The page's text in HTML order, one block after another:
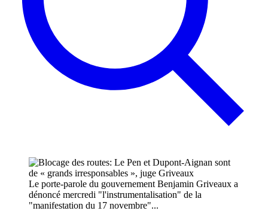
Le porte-parole du gouvernement Benjamin Griveaux a
dénoncé mercredi "l'instrumentalisation" de la
"manifestation du 17 novembre"...